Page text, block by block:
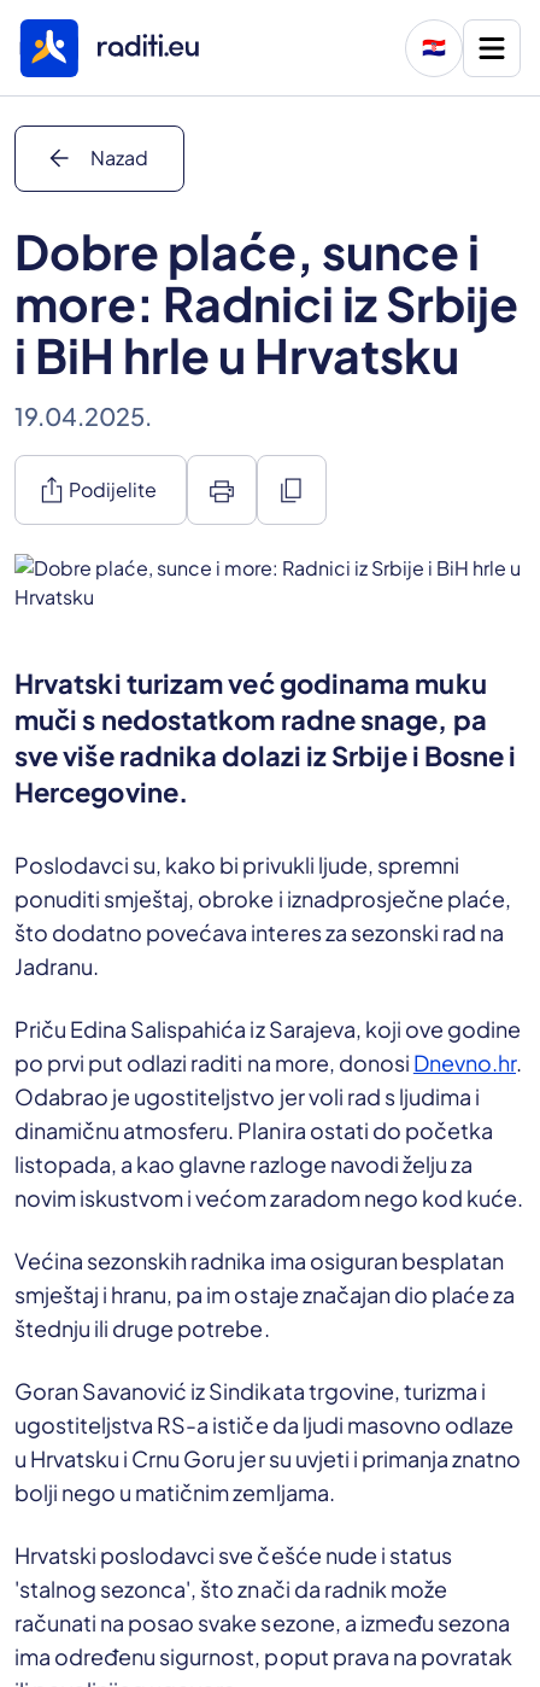
🇭🇷
arrow_back Nazad
Dobre plaće, sunce i
more: Radnici iz Srbije
i BiH hrle u Hrvatsku
19.04.2025.
ios_share Podijelite print content_copy
Hrvatski turizam već godinama muku
muči s nedostatkom radne snage, pa
sve više radnika dolazi iz Srbije i Bosne i
Hercegovine.
Poslodavci su, kako bi privukli ljude, spremni
ponuditi smještaj, obroke i iznadprosječne plaće,
što dodatno povećava interes za sezonski rad na
Jadranu.
Priču Edina Salispahića iz Sarajeva, koji ove godine
po prvi put odlazi raditi na more, donosi Dnevno.hr.
Odabrao je ugostiteljstvo jer voli rad s ljudima i
dinamičnu atmosferu. Planira ostati do početka
listopada, a kao glavne razloge navodi želju za
novim iskustvom i većom zaradom nego kod kuće.
Većina sezonskih radnika ima osiguran besplatan
smještaj i hranu, pa im ostaje značajan dio plaće za
štednju ili druge potrebe.
Goran Savanović iz Sindikata trgovine, turizma i
ugostiteljstva RS-a ističe da ljudi masovno odlaze
u Hrvatsku i Crnu Goru jer su uvjeti i primanja znatno
bolji nego u matičnim zemljama.
Hrvatski poslodavci sve češće nude i status
'stalnog sezonca', što znači da radnik može
računati na posao svake sezone, a između sezona
ima određenu sigurnost, poput prava na povratak